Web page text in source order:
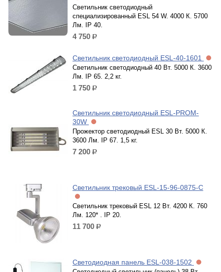
Светильник светодиодный
специализированный ESL 54 W. 4000 К. 5700
Лм. IP 40.
4 750 р.
Светильник светодиодный ESL-40-1601
Светильник светодиодный 40 Вт. 5000 К. 3600
Лм. IP 65. 2,2 кг.
1 750 р.
Светильник светодиодный ESL-PROM-
30W
Прожектор светодиодный ESL 30 Вт. 5000 К.
3600 Лм. IP 67. 1,5 кг.
7 200 р.
Светильник трековый ESL-15-96-0875-C
Светильник трековый ESL 12 Вт. 4200 К. 760
Лм. 120* . IP 20.
11 700 р.
Светодиодная панель ESL-038-1502